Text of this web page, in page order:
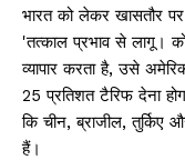
भारत को लेकर खासतौर
'तत्काल प्रभाव से लागू।
व्यापार करता है, उसे
25 प्रतिशत टैरिफ देना
कि चीन, ब्राजील,
हैं।